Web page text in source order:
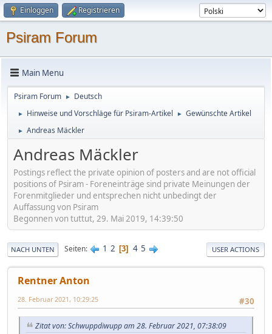
Einloggen Registrieren
Psiram Forum
Main Menu
Psiram Forum ► Deutsch
► Hinweise und Vorschläge für Psiram-Artikel ► Gewünschte Artikel
► Andreas Mäckler
Andreas Mäckler
Postings reflect the private opinion of posters and are not official
positions of Psiram - Foreneinträge sind private Meinungen der
Forenmitglieder und entsprechen nicht unbedingt der
Auffassung von Psiram
Begonnen von tuttut, 29. Mai 2019, 14:39:50
NACH UNTEN Seiten 1 2 3 4 5 USER ACTIONS
Rentner Anton
#30
28. Februar 2021, 10:29:25
Zitat von: Schwuppdiwupp am 28. Februar 2021, 07:38:09